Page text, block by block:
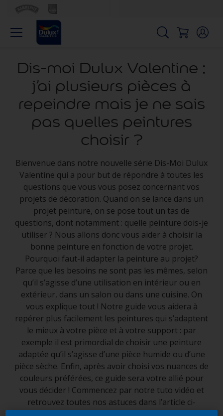
Dis-moi Dulux Valentine :
j’ai plusieurs pièces à
repeindre mais je ne sais
pas quelles peintures
choisir ?
Bienvenue dans notre nouvelle série Dis-Moi Dulux
Valentine qui a pour but de répondre à toutes les
questions que vous vous posez concernant vos
projets de décoration. Quand on se lance dans un
projet peinture, on se pose tout un tas de
questions, dont notamment : quelle peinture dois-je
utiliser ? Nous allons donc vous aider à choisir la
bonne peinture en fonction de votre projet.
Pourquoi faut-il adapter la peinture au projet?
Parce que les besoins ne sont pas les mêmes, selon
qu’il s’agisse d’une utilisation en intérieur ou en
extérieur, dans un salon ou dans une cuisine. On
vous explique tout ! Notre guide vous aidera à
repérer plus facilement les peintures qui s’adaptent
le mieux à votre pièce et à votre support : par
exemple il est primordial de choisir une peinture
adaptée qu’il s’agisse d’une pièce humide ou d’une
pièce sèche. Enfin, après avoir choisi vos nuances de
couleurs préférées, ce guide sera votre allié pour
vous décider ! Commencez par notre tuto vidéo et
retrouvez toutes nos astuces dans l’article ci-